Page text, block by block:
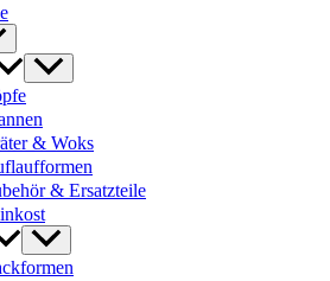
& Woks
& Ersatzteile